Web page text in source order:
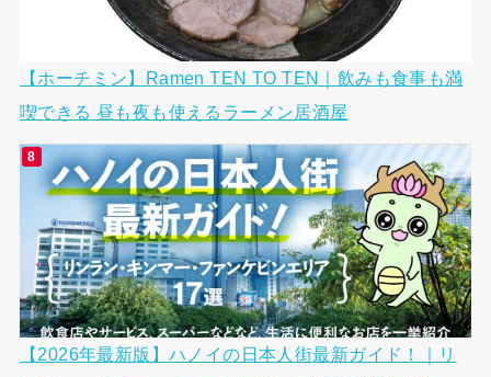
【ホーチミン】Ramen TEN TO TEN｜飲みも食事も満
喫できる 昼も夜も使えるラーメン居酒屋
【2026年最新版】ハノイの日本人街最新ガイド！｜リ